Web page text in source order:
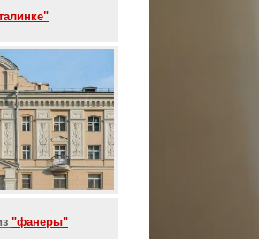
"фанеры"